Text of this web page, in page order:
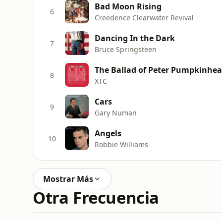
6 Bad Moon Rising
Creedence Clearwater Revival
7 Dancing In the Dark
Bruce Springsteen
8 The Ballad of Peter
XTC
9 Cars
Gary Numan
10 Angels
Robbie Williams
Mostrar Más
Otra Frecuencia